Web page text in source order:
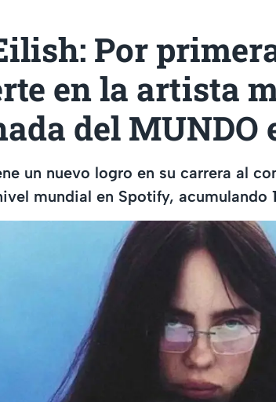
Por
en la artista
del
un nuevo logro en su carrera al
mundial en Spotify, acumulando